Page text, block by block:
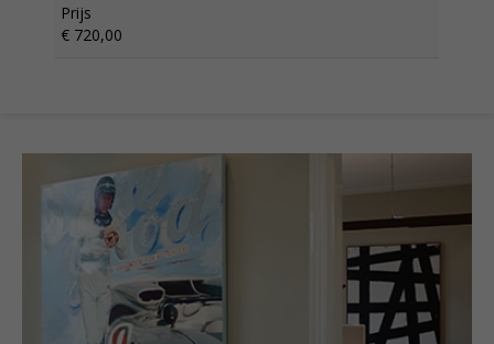
Prijs
€ 720,00